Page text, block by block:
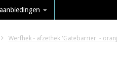
Werfhek - afzethek 'Gatebarrier' -